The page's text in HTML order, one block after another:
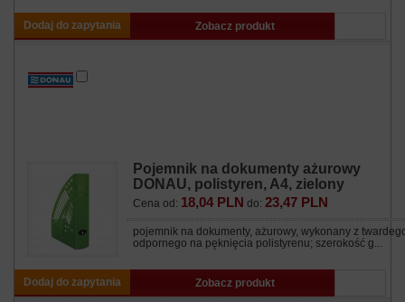
Dodaj do zapytania Zobacz produkt
Pojemnik na dokumenty ażurowy
DONAU, polistyren, A4, zielony
Cena od: 18,04 PLN do: 23,47 PLN
pojemnik na dokumenty, ażurowy, wykonany z
odpornego na pęknięcia polistyrenu; szerokość g...
Dodaj do zapytania Zobacz produkt